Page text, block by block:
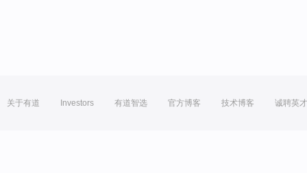
关于有道 Investors 有道智选 官方博客 技术博客 诚聘英才